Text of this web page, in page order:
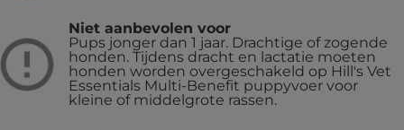
Niet aanbevolen voor
Pups jonger dan 1 jaar. Drachtige of zogende
honden. Tijdens dracht en lactatie moeten
honden worden overgeschakeld op Hill's Vet
Essentials Multi-Benefit puppyvoer voor
kleine of middelgrote rassen.